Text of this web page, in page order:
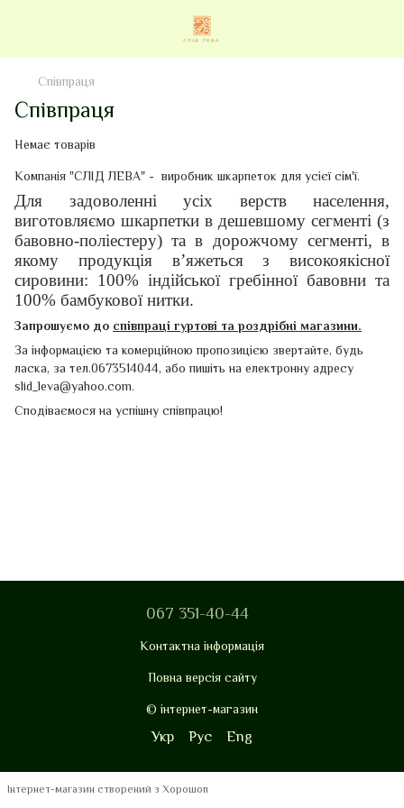
Співпраця
Співпраця
Немає товарів
Компанія "СЛІД ЛЕВА" - виробник шкарпеток для усієї сім'ї.
Для задоволенні усіх верств населення,
виготовляємо шкарпетки в дешевшому сегменті (з
бавовно-поліестеру) та в дорожчому сегменті, в
якому продукція в’яжеться з високоякісної
сировини: 100% індійської гребінної бавовни та
100% бамбукової нитки.
Запрошуємо до співпраці гуртові та роздрібні магазини.
За інформацією та комерційною пропозицією звертайте, будь
ласка, за тел.0673514044, або пишіть на електронну адресу
slid_leva@yahoo.com.
Сподіваємося на успішну співпрацю!
067 351-40-44
Контактна інформація
Повна версія сайту
© інтернет-магазин
Укр Рус Eng
Інтернет-магазин створений з Хорошоп